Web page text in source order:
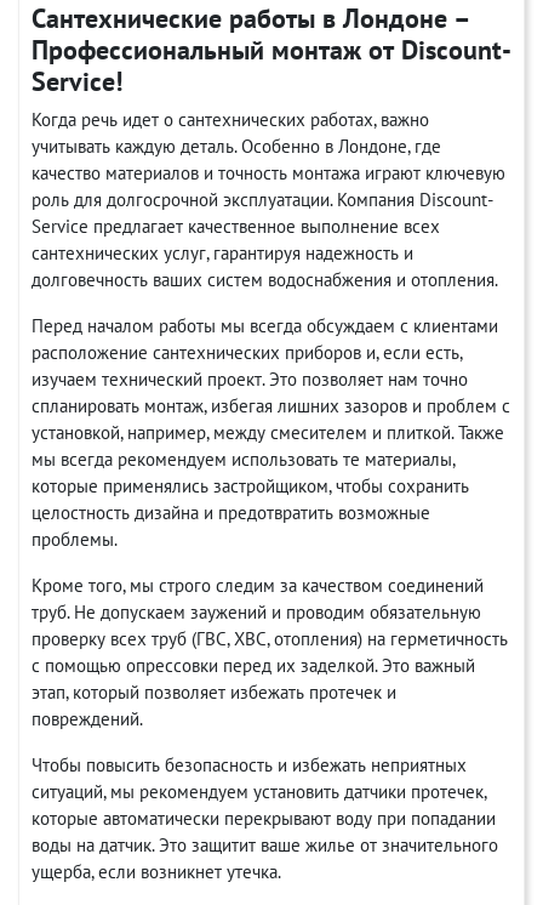
Сантехнические работы в Лондоне –
Профессиональный монтаж от Discount-
Service!
Когда речь идет о сантехнических работах, важно
учитывать каждую деталь. Особенно в Лондоне, где
качество материалов и точность монтажа играют ключевую
роль для долгосрочной эксплуатации. Компания Discount-
Service предлагает качественное выполнение всех
сантехнических услуг, гарантируя надежность и
долговечность ваших систем водоснабжения и отопления.
Перед началом работы мы всегда обсуждаем с клиентами
расположение сантехнических приборов и, если есть,
изучаем технический проект. Это позволяет нам точно
спланировать монтаж, избегая лишних зазоров и проблем с
установкой, например, между смесителем и плиткой. Также
мы всегда рекомендуем использовать те материалы,
которые применялись застройщиком, чтобы сохранить
целостность дизайна и предотвратить возможные
проблемы.
Кроме того, мы строго следим за качеством соединений
труб. Не допускаем заужений и проводим обязательную
проверку всех труб (ГВС, ХВС, отопления) на герметичность
с помощью опрессовки перед их заделкой. Это важный
этап, который позволяет избежать протечек и
повреждений.
Чтобы повысить безопасность и избежать неприятных
ситуаций, мы рекомендуем установить датчики протечек,
которые автоматически перекрывают воду при попадании
воды на датчик. Это защитит ваше жилье от значительного
ущерба, если возникнет утечка.